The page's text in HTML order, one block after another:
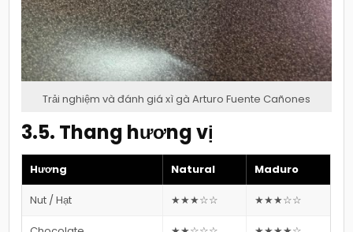
Trải nghiệm và đánh giá xì gà Arturo Fuente Cañones
3.5. Thang hương vị
Hương Natural Maduro
Nut / Hạt ★★★☆☆ ★★★☆☆